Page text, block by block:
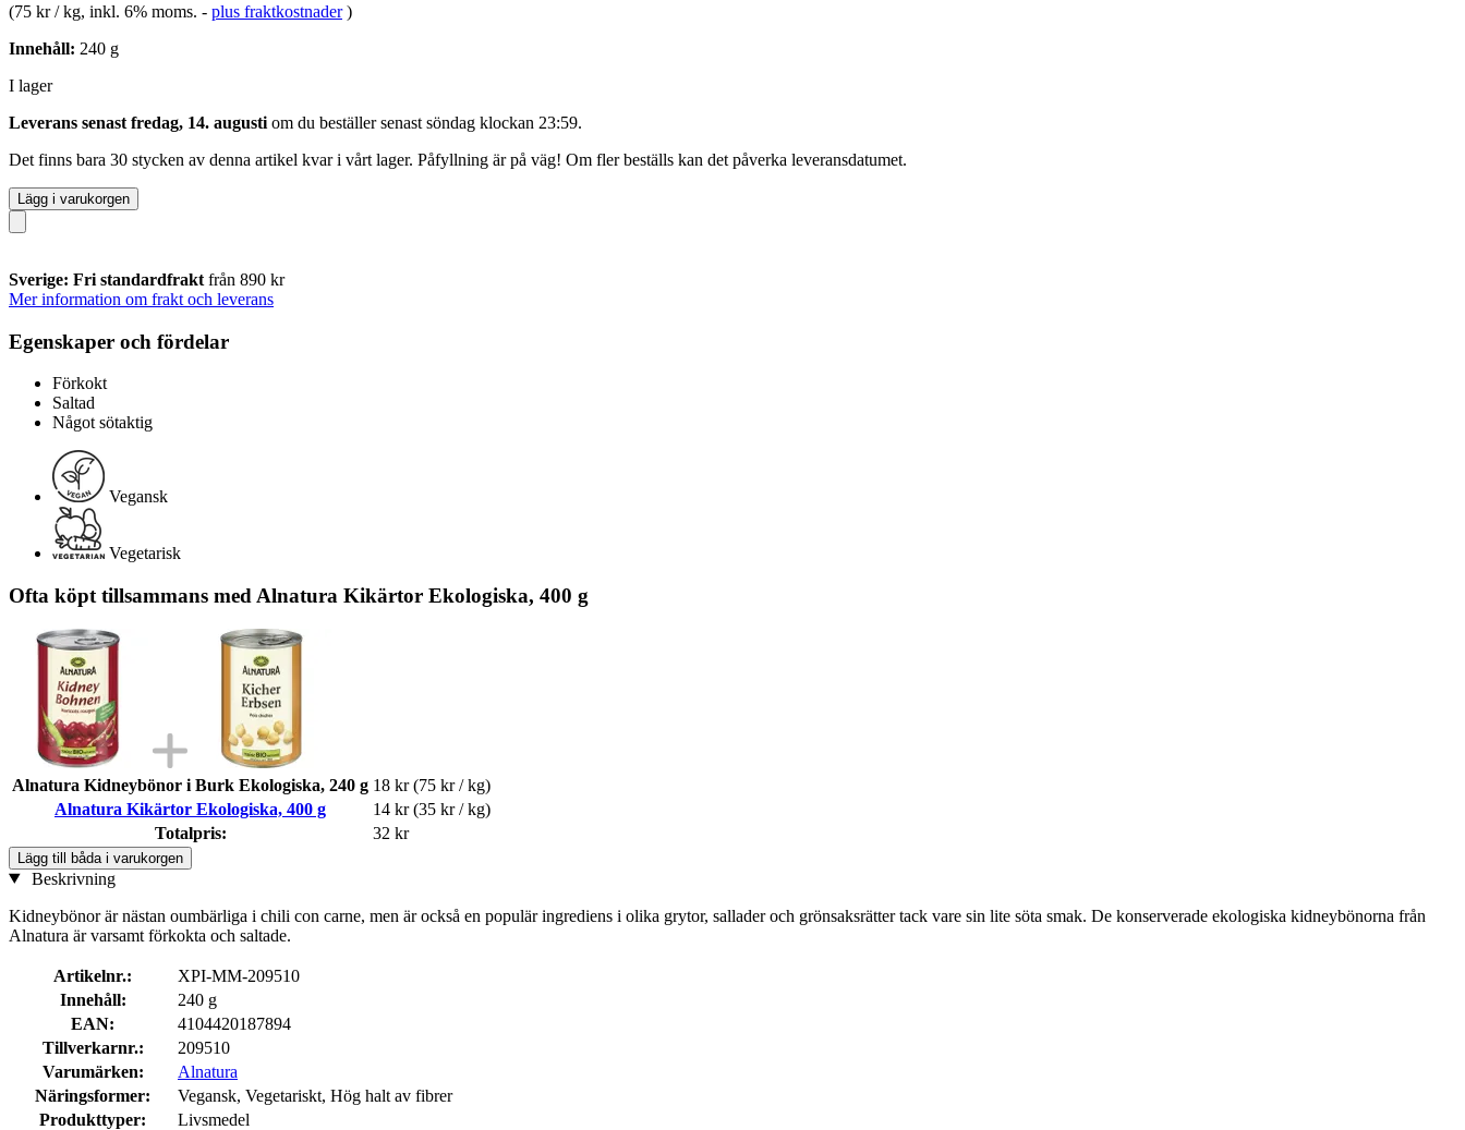
(75 kr / kg, inkl. 6% moms. - plus fraktkostnader )
Innehåll: 240 g
I lager
Leverans senast fredag, 14. augusti om du beställer senast söndag klockan 23:59.
Det finns bara 30 stycken av denna artikel kvar i vårt lager. Påfyllning är på väg! Om fler beställs kan det påverka leveransdatumet.
Lägg i varukorgen
Sverige: Fri standardfrakt från 890 kr
Mer information om frakt och leverans
Egenskaper och fördelar
Förkokt
Saltad
Något sötaktig
Vegansk
Vegetarisk
Ofta köpt tillsammans med Alnatura Kikärtor Ekologiska, 400 g
Alnatura Kidneybönor i Burk Ekologiska, 240 g 18 kr (75 kr / kg)
Alnatura Kikärtor Ekologiska, 400 g
14 kr (35 kr / kg)
Totalpris:
32 kr
Lägg till båda i varukorgen
Beskrivning
Kidneybönor är nästan oumbärliga i chili con carne, men är också en populär ingrediens i olika grytor, sallader och grönsaksrätter tack vare sin lite söta smak. De konserverade ekologiska kidneybönorna från
Alnatura är varsamt förkokta och saltade.
Artikelnr.:
XPI-MM-209510
Innehåll:
240 g
EAN:
4104420187894
Tillverkarnr.:
209510
Varumärken:
Alnatura
Näringsformer:
Vegansk, Vegetariskt, Hög halt av fibrer
Produkttyper:
Livsmedel